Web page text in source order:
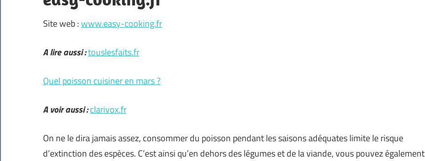
Site web :www.easy-cooking.fr
A lire aussi :touslesfaits.fr
Quel poisson cuisiner en mars ?
A voir aussi :clarivox.fr
On ne le dira jamais assez, consommer du poisson pendant les saisons adéquates limite le risque
d’extinction des espèces. C’est ainsi qu’en dehors des légumes et de la viande, vous pouvez également